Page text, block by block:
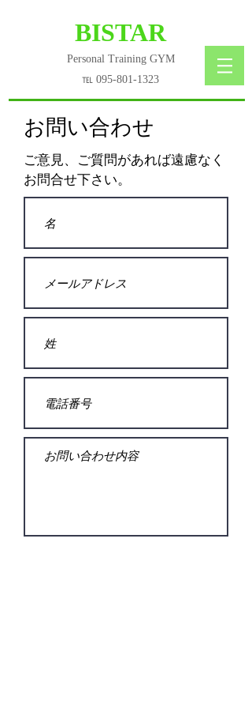
​BISTAR
Personal Training GYM
℡ 095-801-1323
お問い合わせ
ご意見、ご質問があれば遠慮なく
お問合せ下さい。